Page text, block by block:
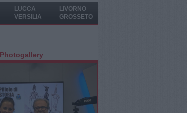
LUCCA
VERSILIA
LIVORNO
GROSSETO
Photogallery